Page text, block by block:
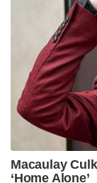
Macaulay
‘Home Alone’